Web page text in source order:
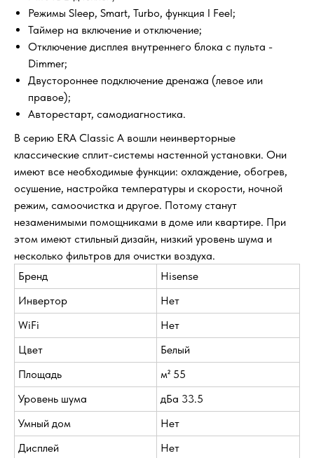
Режимы Sleep, Smart, Turbo, функция I Feel;
Таймер на включение и отключение;
Отключение дисплея внутреннего блока с пульта -
Dimmer;
Двустороннее подключение дренажа (левое или
правое);
Авторестарт, самодиагностика.
В серию ERA Classic A вошли неинверторные
классические сплит-системы настенной установки. Они
имеют все необходимые функции: охлаждение, обогрев,
осушение, настройка температуры и скорости, ночной
режим, самоочистка и другое. Потому станут
незаменимыми помощниками в доме или квартире. При
этом имеют стильный дизайн, низкий уровень шума и
несколько фильтров для очистки воздуха.
Бренд
Hisense
Инвертор
Нет
WiFi
Нет
Цвет
Белый
Площадь
м² 55
Уровень шума
дБа 33.5
Умный дом
Нет
Дисплей
Нет